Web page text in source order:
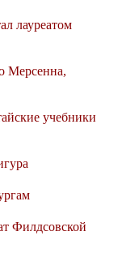
лауреатом
Мерсенна,
учебники
Филдсовской